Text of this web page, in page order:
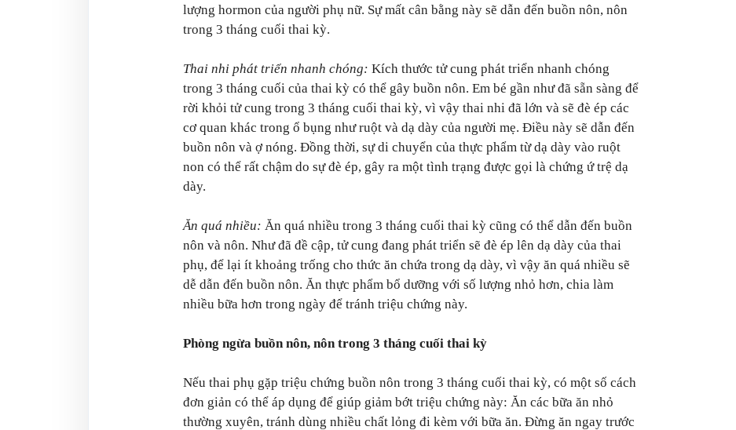
lượng hormon của người phụ nữ. Sự mất cân bằng này sẽ dẫn đến buồn nôn, nôn
trong 3 tháng cuối thai kỳ.
Thai nhi phát triển nhanh chóng: Kích thước tử cung phát triển nhanh chóng
trong 3 tháng cuối của thai kỳ có thể gây buồn nôn. Em bé gần như đã sẵn sàng để
rời khỏi tử cung trong 3 tháng cuối thai kỳ, vì vậy thai nhi đã lớn và sẽ đè ép các
cơ quan khác trong ổ bụng như ruột và dạ dày của người mẹ. Điều này sẽ dẫn đến
buồn nôn và ợ nóng. Đồng thời, sự di chuyển của thực phẩm từ dạ dày vào ruột
non có thể rất chậm do sự đè ép, gây ra một tình trạng được gọi là chứng ứ trệ dạ
dày.
Ăn quá nhiều: Ăn quá nhiều trong 3 tháng cuối thai kỳ cũng có thể dẫn đến buồn
nôn và nôn. Như đã đề cập, tử cung đang phát triển sẽ đè ép lên dạ dày của thai
phụ, để lại ít khoảng trống cho thức ăn chứa trong dạ dày, vì vậy ăn quá nhiều sẽ
dễ dẫn đến buồn nôn. Ăn thực phẩm bổ dưỡng với số lượng nhỏ hơn, chia làm
nhiều bữa hơn trong ngày để tránh triệu chứng này.
Phòng ngừa buồn nôn, nôn trong 3 tháng cuối thai kỳ
Nếu thai phụ gặp triệu chứng buồn nôn trong 3 tháng cuối thai kỳ, có một số cách
đơn giản có thể áp dụng để giúp giảm bớt triệu chứng này: Ăn các bữa ăn nhỏ
thường xuyên, tránh dùng nhiều chất lỏng đi kèm với bữa ăn. Đừng ăn ngay trước